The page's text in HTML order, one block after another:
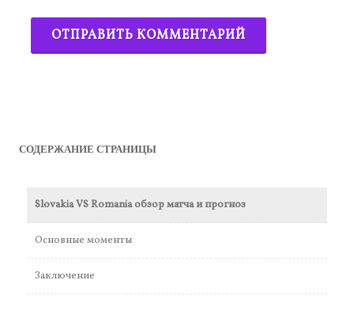
СОДЕРЖАНИЕ СТРАНИЦЫ
Slovakia VS Romania обзор матча и прогноз
Основные моменты
Заключение